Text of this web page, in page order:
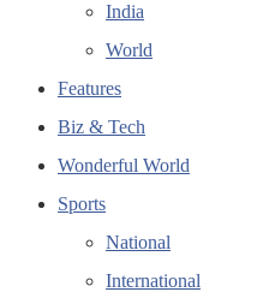
India
World
Features
Biz & Tech
Wonderful World
Sports
National
International